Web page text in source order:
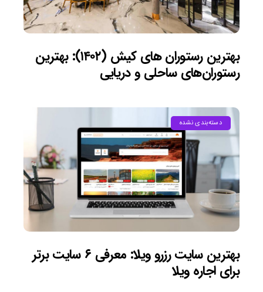
بهترین رستوران های کیش (۱۴۰۲): بهترین
رستوران‌های ساحلی و دریایی
دسته‌بندی نشده
بهترین سایت رزرو ویلا: معرفی ۶ سایت برتر
برای اجاره ویلا